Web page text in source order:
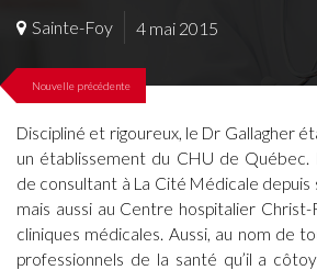
Sainte-Foy 4 mai 2015
Nouvelle précédente
Discipliné et rigoureux, le Dr Gallagher
un établissement du CHU de
de consultant à La Cité Médicale
mais aussi au Centre hospitalier Christ-
cliniques médicales. Aussi, au nom de
professionnels de la santé qu’il a